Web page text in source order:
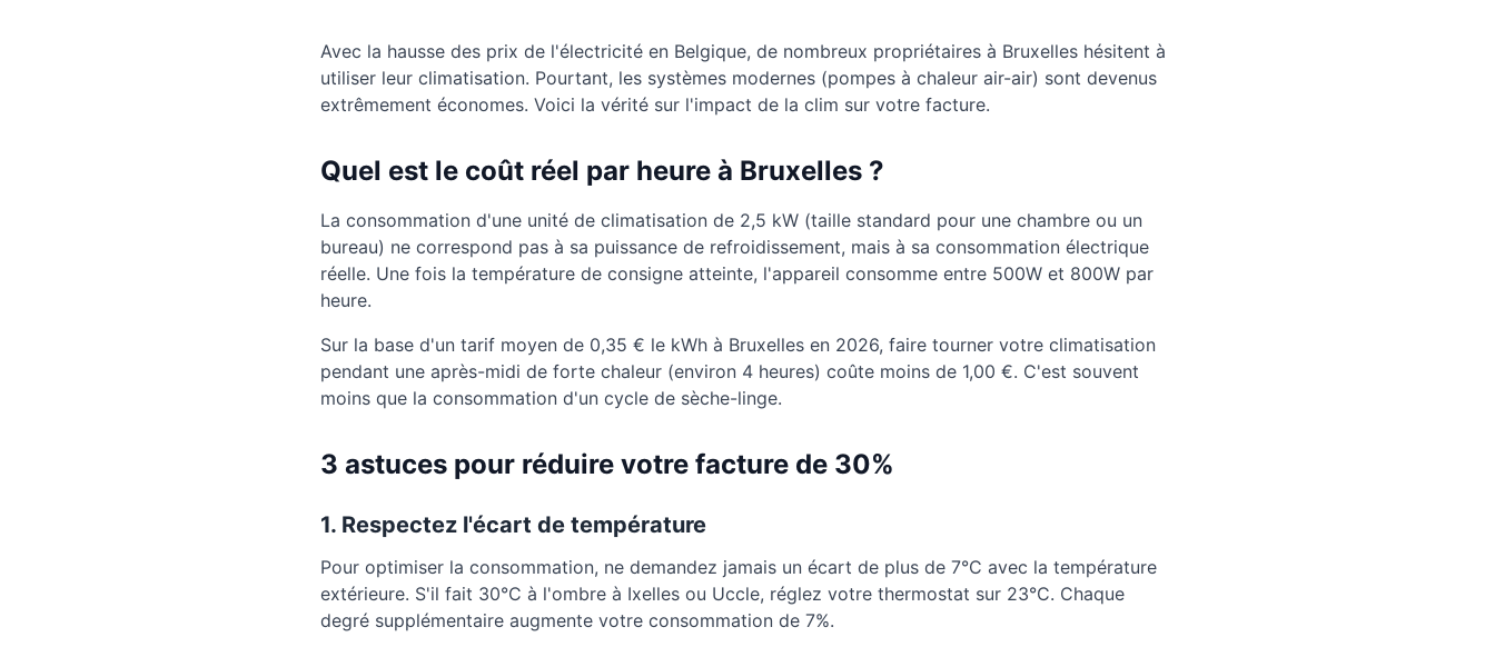
Avec la hausse des prix de l'électricité en Belgique, de nombreux propriétaires à Bruxelles hésitent à
utiliser leur climatisation. Pourtant, les systèmes modernes (pompes à chaleur air-air) sont devenus
extrêmement économes. Voici la vérité sur l'impact de la clim sur votre facture.
Quel est le coût réel par heure à Bruxelles ?
La consommation d'une unité de climatisation de 2,5 kW (taille standard pour une chambre ou un
bureau) ne correspond pas à sa puissance de refroidissement, mais à sa consommation électrique
réelle. Une fois la température de consigne atteinte, l'appareil consomme entre 500W et 800W par
heure.
Sur la base d'un tarif moyen de 0,35 € le kWh à Bruxelles en 2026, faire tourner votre climatisation
pendant une après-midi de forte chaleur (environ 4 heures) coûte moins de 1,00 €. C'est souvent
moins que la consommation d'un cycle de sèche-linge.
3 astuces pour réduire votre facture de 30%
1. Respectez l'écart de température
Pour optimiser la consommation, ne demandez jamais un écart de plus de 7°C avec la température
extérieure. S'il fait 30°C à l'ombre à Ixelles ou Uccle, réglez votre thermostat sur 23°C. Chaque
degré supplémentaire augmente votre consommation de 7%.